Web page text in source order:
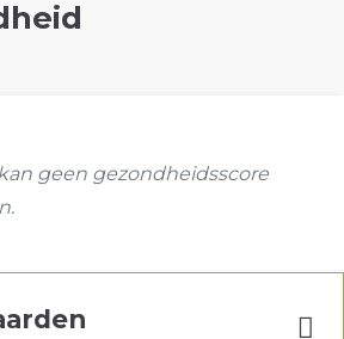
geen gezondheidsscore